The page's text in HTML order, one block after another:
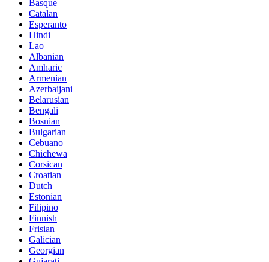
Basque
Catalan
Esperanto
Hindi
Lao
Albanian
Amharic
Armenian
Azerbaijani
Belarusian
Bengali
Bosnian
Bulgarian
Cebuano
Chichewa
Corsican
Croatian
Dutch
Estonian
Filipino
Finnish
Frisian
Galician
Georgian